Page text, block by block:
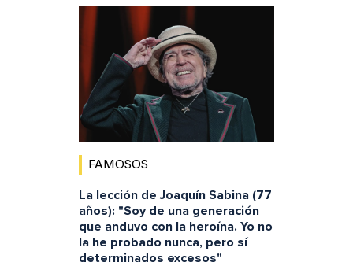
FAMOSOS
La lección de Joaquín Sabina (77
años): "Soy de una generación
que anduvo con la heroína. Yo no
la he probado nunca, pero sí
determinados excesos"